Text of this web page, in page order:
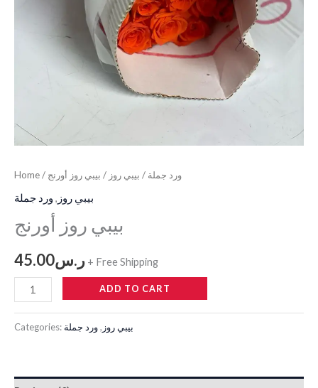
Home/ ورد جملة / بيبي روز / بيبي روز أورنج
بيبي روز , ورد جملة
بيبي روز أورنج
ر.س45.00 + Free Shipping
ADD TO CART
Categories: بيبي روز ,ورد جملة